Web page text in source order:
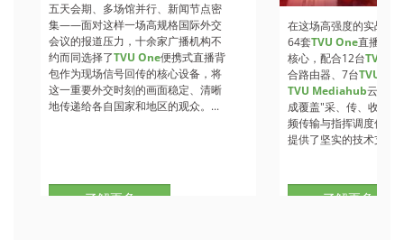
五天会期、多场馆并行、新闻节点密
集——面对这样一场高规格国际外交
会议的报道压力，十余家广播机构不
约而同选择了TVU One便携式直播背
包作为现场信号回传的核心设备，将
这一重要外交时刻的画面稳定、清晰
地传递给各自国家和地区的观众。...
了解更多
在这场高强度的实战检
64套TVU One直播背
核心，配合12台TVU
合路由器、7台TVU
TVU Mediahub云调度
成覆盖"采、传、收、
频传输与指挥调度保障
提供了坚实的技术支撑
了解更多